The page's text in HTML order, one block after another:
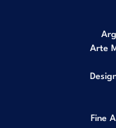
Arte
Fine